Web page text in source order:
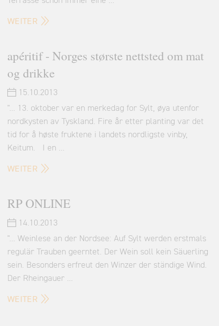
WEITER
apéritif - Norges største nettsted om mat
og drikke
15.10.2013
"... 13. oktober var en merkedag for Sylt, øya utenfor
nordkysten av Tyskland. Fire år etter planting var det
tid for å høste fruktene i landets nordligste vinby,
Keitum. I en …
WEITER
RP ONLINE
14.10.2013
"... Weinlese an der Nordsee: Auf Sylt werden erstmals
regulär Trauben geerntet. Der Wein soll kein Säuerling
sein. Besonders erfreut den Winzer der ständige Wind.
Der Rheingauer …
WEITER